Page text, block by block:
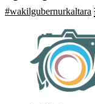
#wakilgubernurkaltara